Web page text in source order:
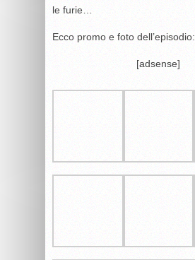
le furie…
Ecco promo e foto dell’episodio:
[adsense]